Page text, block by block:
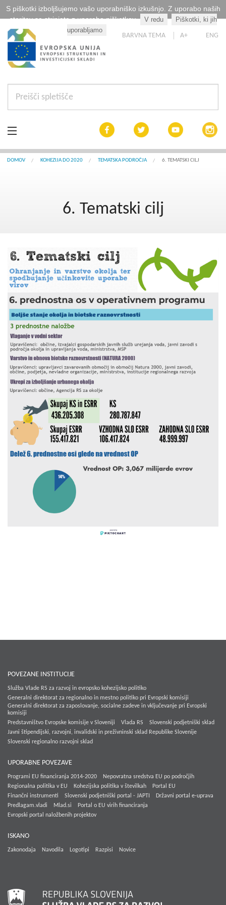
S piškotki izboljšujemo vašo uporabniško izkušnjo. Z uporabo naših
storitev se strinjate z uporabo piškotkov.
V redu
Piškotki, ki jih
uporabljamo
BARVNA TEMA A+ ENG
Aktualno
Seznam projektov
DOMOV KOHEZIJA DO 2020 TEMATSKA PODROČJA 6. TEMATSKI CILJ
6. Tematski cilj
POVEZANE INSTITUCIJE
Služba Vlade RS za razvoj in evropsko kohezijsko politiko
Generalni direktorat za regionalno in mestno politiko pri Evropski komisiji
Generalni direktorat za zaposlovanje, socialne zadeve in vključevanje pri Evropski
komisiji
Predstavništvo Evropske komisije v Sloveniji
Vlada RS
Slovenski podjetniški sklad
Javni štipendijski, razvojni, invalidski in preživninski sklad Republike Slovenije
Slovenski regionalno razvojni sklad
UPORABNE POVEZAVE
Programi EU financiranja 2014-2020
Nepovratna sredstva EU po področjih
Regionalna politika v EU
Kohezijska politika v številkah
Portal EU
Finančni instrumenti
Slovenski podjetniški portal - JAPTI
Državni portal e-uprava
Predlagam.vladi
Mlad.si
Portal o EU virih financiranja
Evropski portal naložbenih projektov
ISKANO
Zakonodaja Navodila Logotipi Razpisi Novice